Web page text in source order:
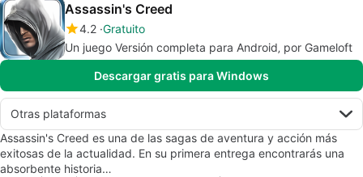
Assassin's Creed
4.2 Gratuito
Un juego Versión completa para Android‚ por Gameloft
Descargar gratis para Windows
Otras plataformas
Assassin's Creed es una de las sagas de aventura y acción más
exitosas de la actualidad. En su primera entrega encontrarás una
absorbente historia…